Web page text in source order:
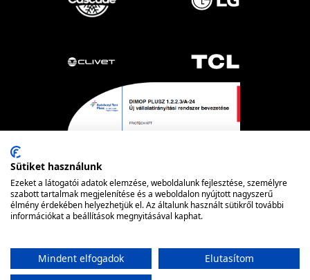
Powered by nopCommerce
Sütiket használunk
Ezeket a látogatói adatok elemzése, weboldalunk fejlesztése, személyre
szabott tartalmak megjelenítése és a weboldalon nyújtott nagyszerű
élmény érdekében helyezhetjük el. Az általunk használt sütikről további
információkat a beállítások megnyitásával kaphat.
Mindent elfogadok
Elutasítom